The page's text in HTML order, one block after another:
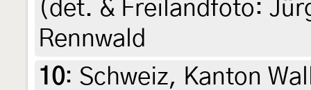
(det. & Freilandfoto:
Rennwald
10: Schweiz, Kanton